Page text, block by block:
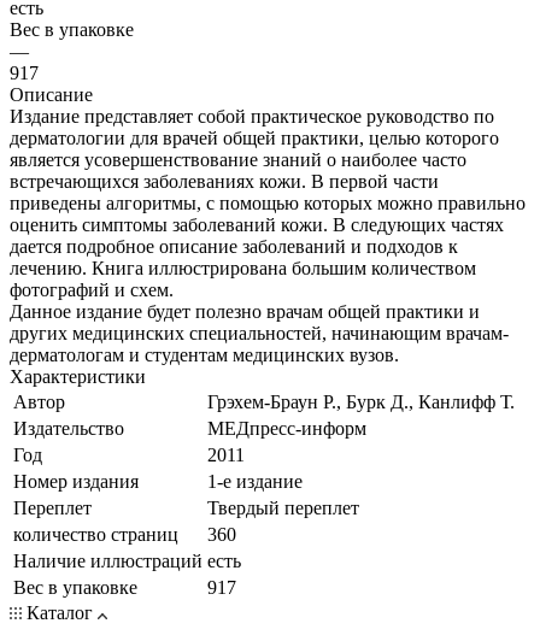
есть
Вес в упаковке
—
917
Описание
Издание представляет собой практическое руководство по
дерматологии для врачей общей практики, целью которого
является усовершенствование знаний о наиболее часто
встречающихся заболеваниях кожи. В первой части
приведены алгоритмы, с помощью которых можно правильно
оценить симптомы заболеваний кожи. В следующих частях
дается подробное описание заболеваний и подходов к
лечению. Книга иллюстрирована большим количеством
фотографий и схем.
Данное издание будет полезно врачам общей практики и
других медицинских специальностей, начинающим врачам-
дерматологам и студентам медицинских вузов.
Характеристики
Автор
Грэхем-Браун Р., Бурк Д., Канлифф Т.
Издательство
МЕДпресс-информ
Год
2011
Номер издания
1-е издание
Переплет
Твердый переплет
количество страниц
360
Наличие иллюстраций есть
Вес в упаковке
917
Каталог